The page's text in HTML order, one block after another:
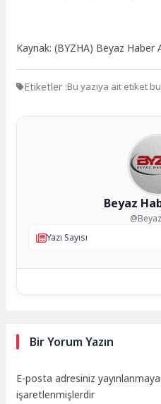
Kaynak: (BYZHA) Beyaz Haber
Etiketler :Bu yazıya ait etiket
Beyaz
Yazı Sayısı
Bir Yorum Yazın
E-posta adresiniz
işaretlenmişlerdir